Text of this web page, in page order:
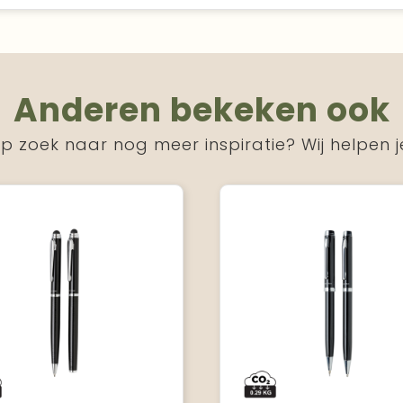
Anderen bekeken ook
zoek naar nog meer inspiratie? Wij helpen